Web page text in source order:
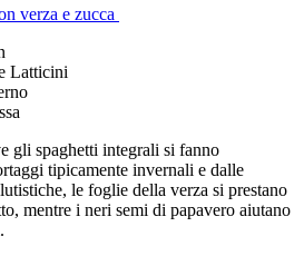
verza e zucca
Latticini
gli spaghetti integrali si fanno
tipicamente invernali e dalle
le foglie della verza si prestano
mentre i neri semi di papavero aiutano